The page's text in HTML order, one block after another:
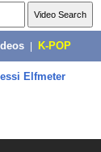
K-POP
Elfmeter